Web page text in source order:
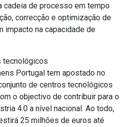
cadeia de processo em tempo
correcção e optimização de
impacto na capacidade de
tecnológicos
Portugal tem apostado no
de centros tecnológicos
o objectivo de contribuir para o
4.0 a nível nacional. Ao todo,
25 milhões de euros até